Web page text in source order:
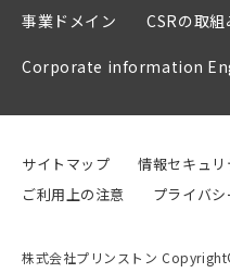
事業ドメイン CSRの取組
Corporate information
サイトマップ
情報セキュ
ご利用上の注意
プライバ
株式会社プリンストン